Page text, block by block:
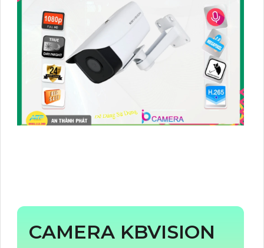
CAMERA KBVISION